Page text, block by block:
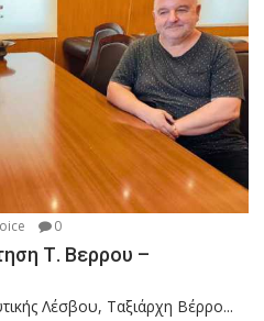
0
Τ. Βερρου –
Λέσβου, Ταξιάρχη Βέρρο...